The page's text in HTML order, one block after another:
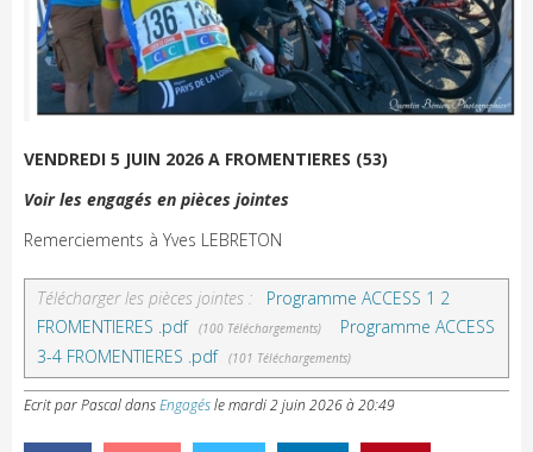
VENDREDI 5 JUIN 2026 A FROMENTIERES (53)
Voir les engagés en pièces jointes
Remerciements à Yves LEBRETON
Télécharger les pièces jointes :
Programme ACCESS 1 2
FROMENTIERES .pdf (100 Téléchargements)
Programme ACCESS
3-4 FROMENTIERES .pdf (101 Téléchargements)
Ecrit par PascaldansEngagéslemardi 2 juin 2026 à 20:49